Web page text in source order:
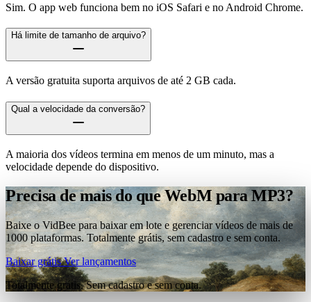
Sim. O app web funciona bem no iOS Safari e no Android Chrome.
Há limite de tamanho de arquivo?
A versão gratuita suporta arquivos de até 2 GB cada.
Qual a velocidade da conversão?
A maioria dos vídeos termina em menos de um minuto, mas a
velocidade depende do dispositivo.
Precisa de mais do que WebM para MP3?
Baixe o VidBee para baixar em lote e gerenciar vídeos de mais de
1000 plataformas. Totalmente grátis, sem cadastro e sem conta.
Baixar grátisVer lançamentos
Totalmente grátis. Sem cadastro e sem conta.